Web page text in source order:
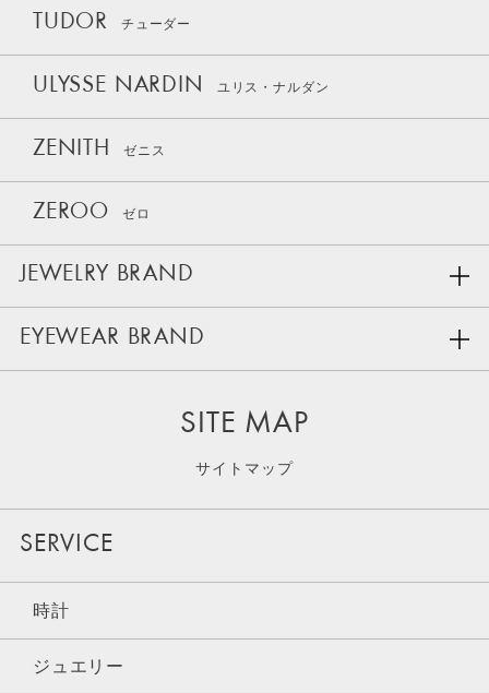
TUDOR チューダー
ULYSSE NARDIN ユリス・ナルダン
ZENITH ゼニス
ZEROO ゼロ
JEWELRY BRAND
EYEWEAR BRAND
SITE MAP
サイトマップ
SERVICE
時計
ジュエリー